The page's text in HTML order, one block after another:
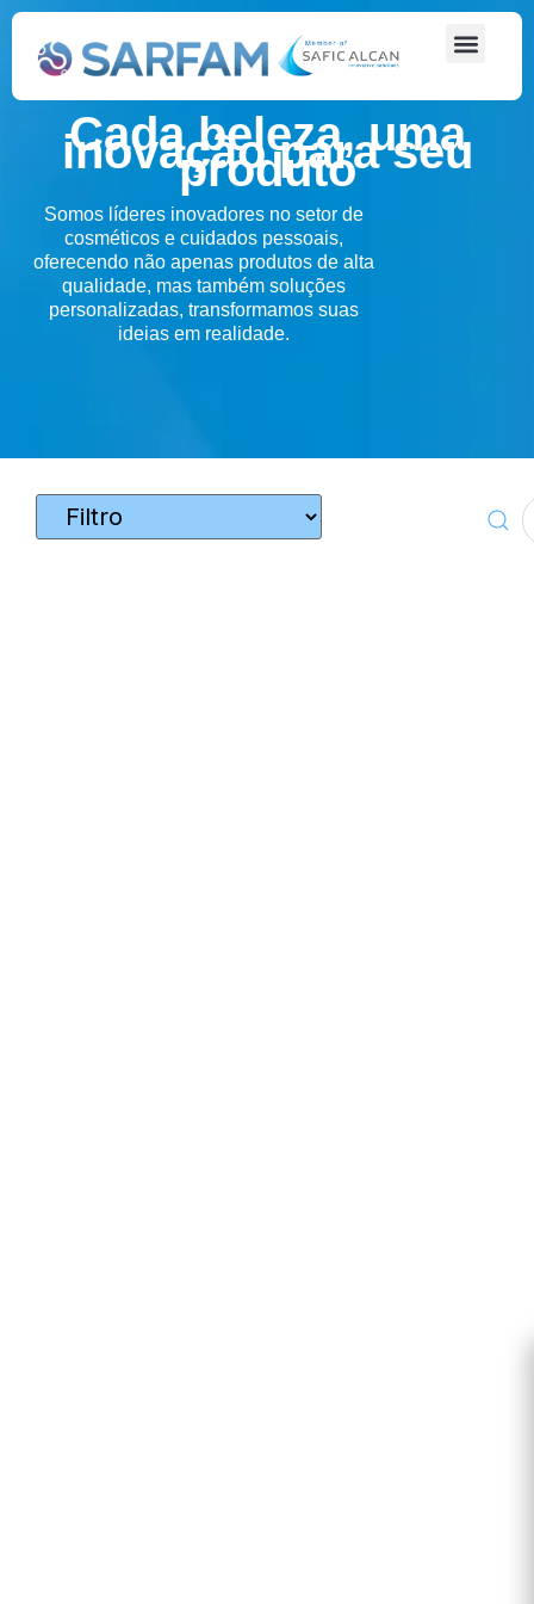
Cada beleza, uma
inovação para seu
produto
Somos líderes inovadores no setor de
cosméticos e cuidados pessoais,
oferecendo não apenas produtos de alta
qualidade, mas também soluções
personalizadas, transformamos suas
ideias em realidade.